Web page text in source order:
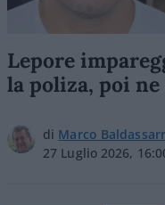
Lepore
la poliza, poi
di Marco
27 Luglio 2026,